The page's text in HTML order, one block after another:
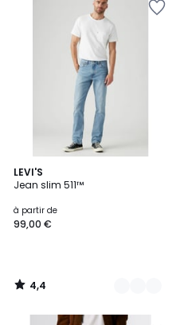
LEVI'S
Jean slim 511™
à partir de
99,00 €
4,4
/ 5
3
Couleurs
4,4
/